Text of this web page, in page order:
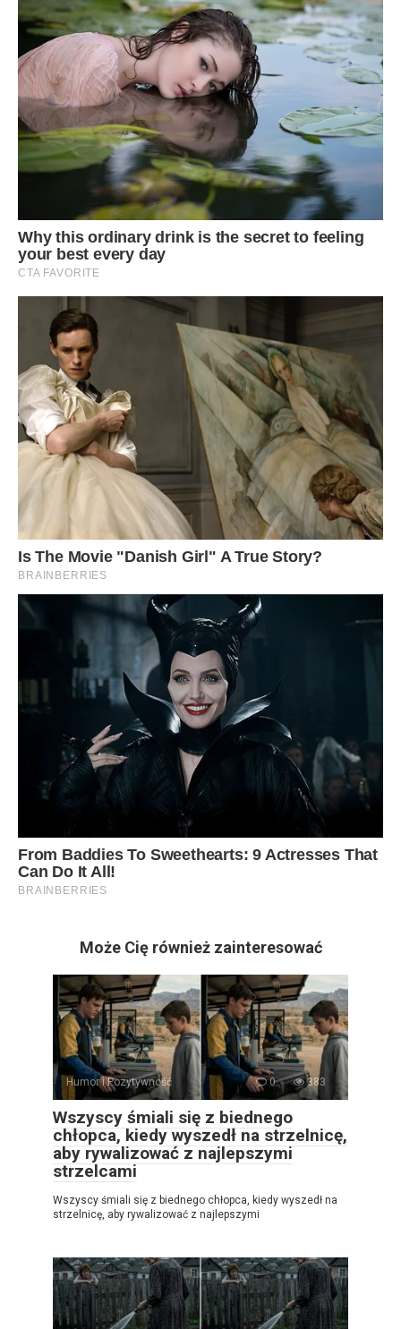
Może Cię również zainteresować
Humor i Pozytywność 0 383
Wszyscy śmiali się z biednego
chłopca, kiedy wyszedł na strzelnicę,
aby rywalizować z najlepszymi
strzelcami
Wszyscy śmiali się z biednego chłopca, kiedy wyszedł na
strzelnicę, aby rywalizować z najlepszymi